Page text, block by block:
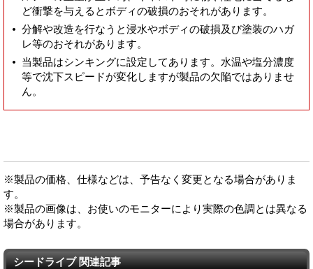
ど衝撃を与えるとボディの破損のおそれがあります。
分解や改造を行なうと浸水やボディの破損及び塗装のハガ
レ等のおそれがあります。
当製品はシンキングに設定してあります。水温や塩分濃度
等で沈下スピードが変化しますが製品の欠陥ではありませ
ん。
※製品の価格、仕様などは、予告なく変更となる場合がありま
す。
※製品の画像は、お使いのモニターにより実際の色調とは異なる
場合があります。
シードライブ 関連記事